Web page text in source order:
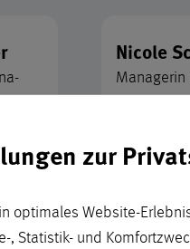
Nicole
Managerin
kbk-
02151
zur
optimales Website-
, Statistik- und